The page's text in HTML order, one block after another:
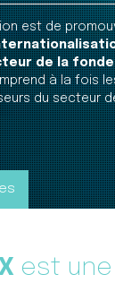
est de
de la
à la fois
du secteur
est une